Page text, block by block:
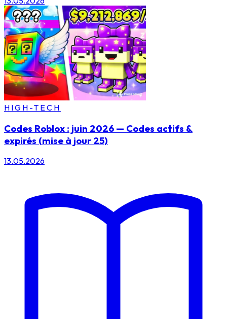
HIGH-TECH
Codes Roblox : juin 2026 — Codes actifs &
expirés (mise à jour 25)
13.05.2026